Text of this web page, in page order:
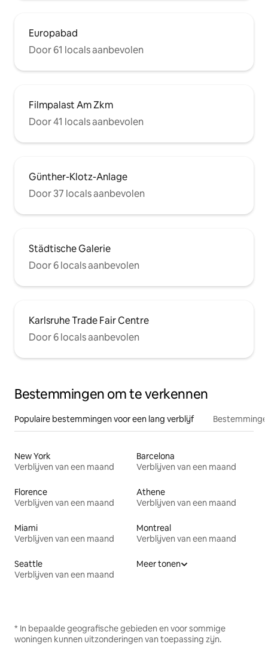
Europabad
Door 61 locals aanbevolen
Filmpalast Am Zkm
Door 41 locals aanbevolen
Günther-Klotz-Anlage
Door 37 locals aanbevolen
Städtische Galerie
Door 6 locals aanbevolen
Karlsruhe Trade Fair Centre
Door 6 locals aanbevolen
Bestemmingen om te verkennen
Populaire bestemmingen voor een lang verblijf
New York
Verblijven van een maand
Barcelona
Verblijven van een maand
Florence
Verblijven van een maand
Athene
Verblijven van een maand
Miami
Verblijven van een maand
Montreal
Verblijven van een maand
Seattle
Verblijven van een maand
Meer tonen
* In bepaalde geografische gebieden en voor sommige
woningen kunnen uitzonderingen van toepassing zijn.